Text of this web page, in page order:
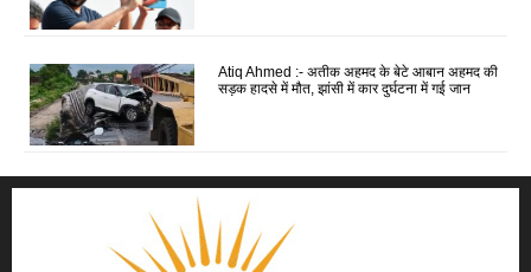
Atiq Ahmed :- अतीक अहमद के बेटे आबान अहमद की
सड़क हादसे में मौत, झांसी में कार दुर्घटना में गई जान